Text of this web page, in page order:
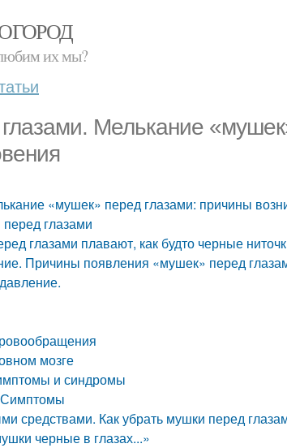
их мы?
Мелькание
«мушек» перед глазами: причины
глазами
глазами плавают, как будто черные
Причины появления «мушек» перед
мозге
и синдромы
Симптомы
средствами. Как убрать мушки перед
черные в глазах...»